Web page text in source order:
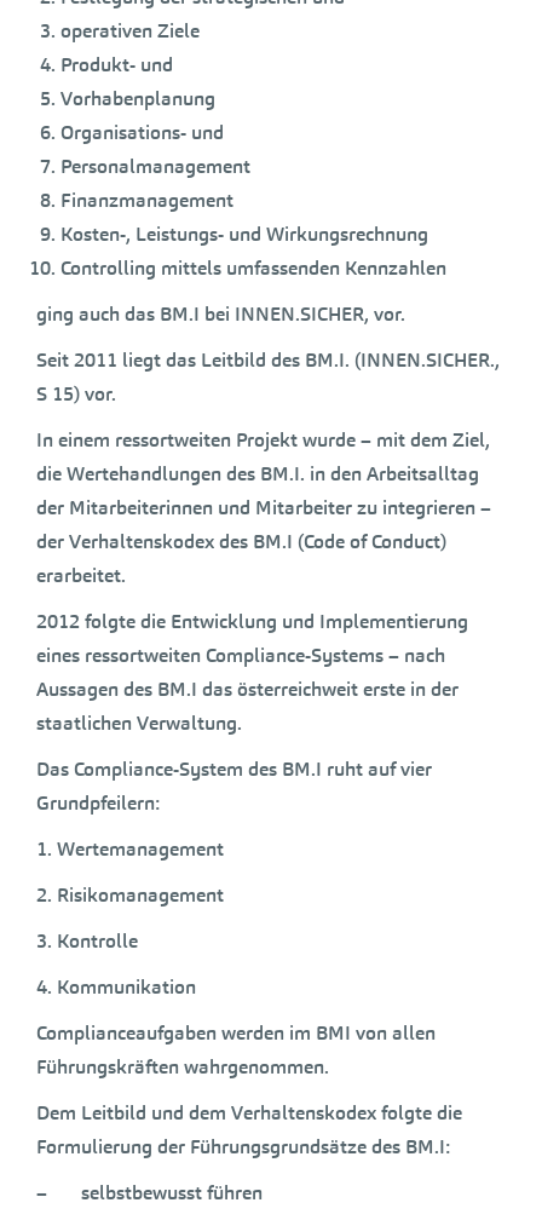
operativen Ziele
Produkt- und
Vorhabenplanung
Organisations- und
Personalmanagement
Finanzmanagement
Kosten-, Leistungs- und Wirkungsrechnung
Controlling mittels umfassenden Kennzahlen
ging auch das BM.I bei INNEN.SICHER, vor.
Seit 2011 liegt das Leitbild des BM.I. (INNEN.SICHER.,
S 15) vor.
In einem ressortweiten Projekt wurde – mit dem Ziel,
die Wertehandlungen des BM.I. in den Arbeitsalltag
der Mitarbeiterinnen und Mitarbeiter zu integrieren –
der Verhaltenskodex des BM.I (Code of Conduct)
erarbeitet.
2012 folgte die Entwicklung und Implementierung
eines ressortweiten Compliance-Systems – nach
Aussagen des BM.I das österreichweit erste in der
staatlichen Verwaltung.
Das Compliance-System des BM.I ruht auf vier
Grundpfeilern:
1. Wertemanagement
2. Risikomanagement
3. Kontrolle
4. Kommunikation
Complianceaufgaben werden im BMI von allen
Führungskräften wahrgenommen.
Dem Leitbild und dem Verhaltenskodex folgte die
Formulierung der Führungsgrundsätze des BM.I:
– selbstbewusst führen